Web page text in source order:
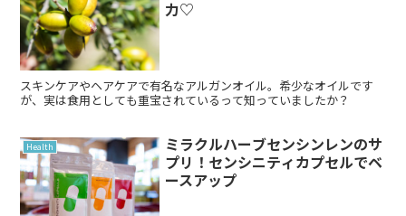
力♡
スキンケアやヘアケアで有名なアルガンオイル。希少なオイルです
が、実は食用としても重宝されているって知っていましたか？
Health
ミラクルハーブセンシンレンのサ
プリ！センシニティカプセルでベ
ースアップ